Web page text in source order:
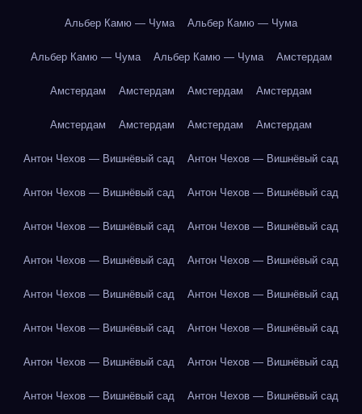
Альбер Камю — Чума Альбер Камю — Чума
Альбер Камю — Чума Альбер Камю — Чума Амстердам
Амстердам Амстердам Амстердам Амстердам
Амстердам Амстердам Амстердам Амстердам
Антон Чехов — Вишнёвый сад Антон Чехов — Вишнёвый сад
Антон Чехов — Вишнёвый сад Антон Чехов — Вишнёвый сад
Антон Чехов — Вишнёвый сад Антон Чехов — Вишнёвый сад
Антон Чехов — Вишнёвый сад Антон Чехов — Вишнёвый сад
Антон Чехов — Вишнёвый сад Антон Чехов — Вишнёвый сад
Антон Чехов — Вишнёвый сад Антон Чехов — Вишнёвый сад
Антон Чехов — Вишнёвый сад Антон Чехов — Вишнёвый сад
Антон Чехов — Вишнёвый сад Антон Чехов — Вишнёвый сад